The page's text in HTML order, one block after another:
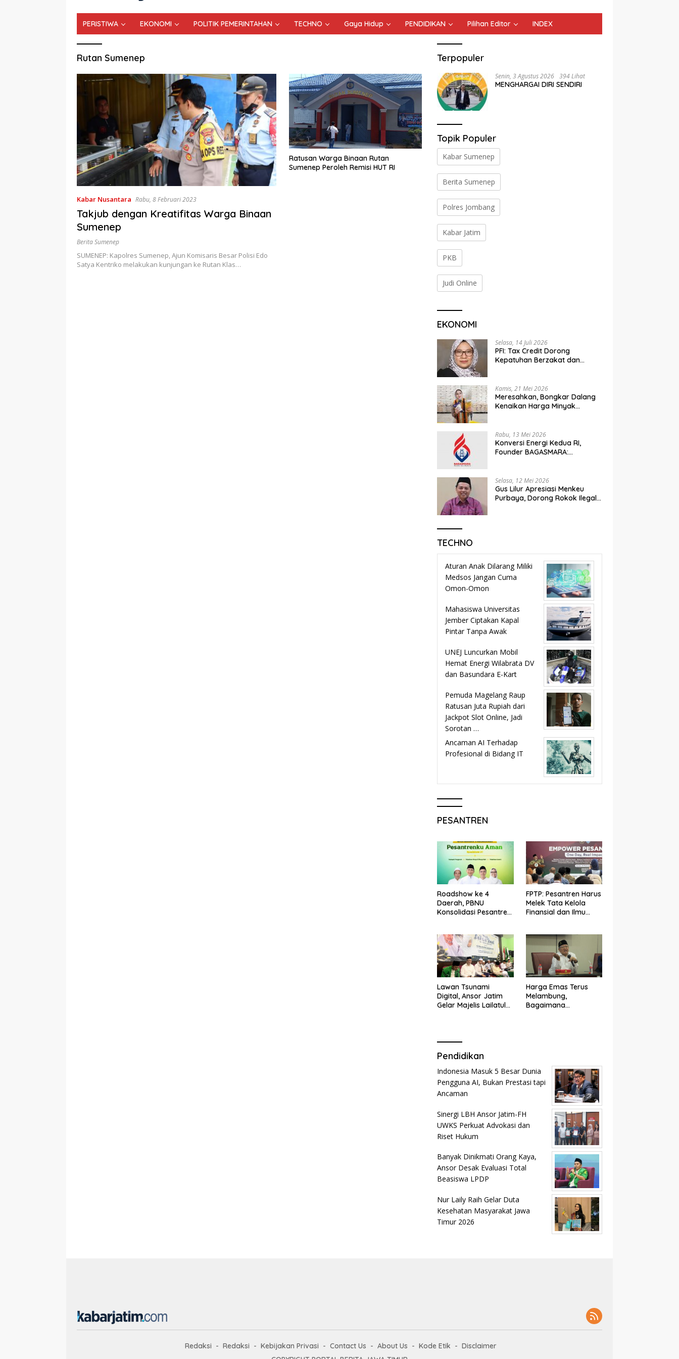
PERISTIWA EKONOMI POLITIK PEMERINTAHAN TECHNO Gaya Hidup PENDIDIKAN Pilihan Editor INDEX
Rutan Sumenep
Kabar Nusantara Rabu, 8 Februari 2023
Takjub dengan Kreatifitas Warga Binaan
Sumenep
Berita Sumenep
SUMENEP: Kapolres Sumenep, Ajun Komisaris Besar Polisi Edo
Satya Kentriko melakukan kunjungan ke Rutan Klas…
Ratusan Warga Binaan Rutan
Sumenep Peroleh Remisi HUT RI
Terpopuler
Senin, 3 Agustus 2026 394 Lihat
MENGHARGAI DIRI SENDIRI
Topik Populer
Kabar Sumenep
Berita Sumenep
Polres Jombang
Kabar Jatim
PKB
Judi Online
EKONOMI
Selasa, 14 Juli 2026
PFI: Tax Credit Dorong
Kepatuhan Berzakat dan
Kamis, 21 Mei 2026
Meresahkan, Bongkar Dalang
Kenaikan Harga Minyak
Rabu, 13 Mei 2026
Konversi Energi Kedua RI,
Founder BAGASMARA:
Selasa, 12 Mei 2026
Gus Lilur Apresiasi Menkeu
Purbaya, Dorong Rokok Ilegal
TECHNO
Aturan Anak Dilarang Miliki
Medsos Jangan Cuma
Omon-Omon
Mahasiswa Universitas
Jember Ciptakan Kapal
Pintar Tanpa Awak
UNEJ Luncurkan Mobil
Hemat Energi Wilabrata DV
dan Basundara E-Kart
Pemuda Magelang Raup
Ratusan Juta Rupiah dari
Jackpot Slot Online, Jadi
Sorotan …
Ancaman AI Terhadap
Profesional di Bidang IT
PESANTREN
Roadshow ke 4
Daerah, PBNU
Konsolidasi Pesantren
FPTP: Pesantren Harus
Melek Tata Kelola
Finansial dan Ilmu
Lawan Tsunami
Digital, Ansor Jatim
Gelar Majelis Lailatul
Harga Emas Terus
Melambung,
Bagaimana
Pendidikan
Indonesia Masuk 5 Besar Dunia
Pengguna AI, Bukan Prestasi tapi
Ancaman
Sinergi LBH Ansor Jatim-FH
UWKS Perkuat Advokasi dan
Riset Hukum
Banyak Dinikmati Orang Kaya,
Ansor Desak Evaluasi Total
Beasiswa LPDP
Nur Laily Raih Gelar Duta
Kesehatan Masyarakat Jawa
Timur 2026
Redaksi Redaksi Kebijakan Privasi Contact Us About Us Kode Etik
Disclaimer